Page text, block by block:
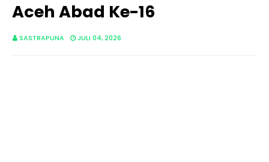
Aceh Abad Ke-16
SASTRAPUNA JULI 04, 2026